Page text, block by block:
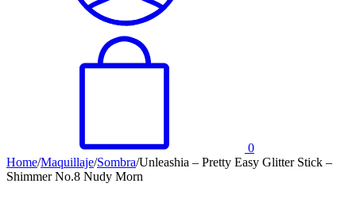
0
Home/Maquillaje/Sombra/Unleashia – Pretty Easy Glitter Stick –
Shimmer No.8 Nudy Morn